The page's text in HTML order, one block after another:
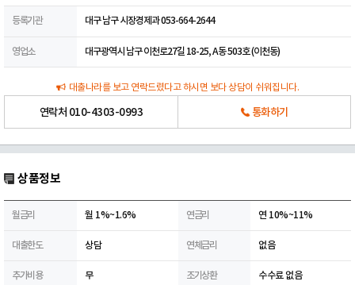
등록기관 대구 남구 시장경제과 053-664-2644
영업소 대구광역시 남구 이천로27길 18-25, A동 503호 (이천동)
대출나라를 보고 연락드렸다고 하시면 보다 상담이 쉬워집니다.
연락처 010-4303-0993 통화하기
상품정보
월금리 월 1%~1.6% 연금리 연 10%~11%
대출한도 상담 연체금리 없음
추가비용 무 조기상환 수수료 없음